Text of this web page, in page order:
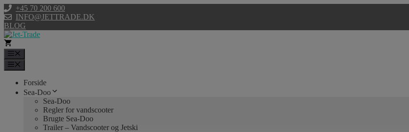
Hop
til
indhold
+45 70 200 600
INFO@JETTRADE.DK
BLOG
Forside
Sea-Doo
Sea-Doo
Regler for vandscooter
Brugte Sea-Doo
Trailer – Vandscooter og Jetski